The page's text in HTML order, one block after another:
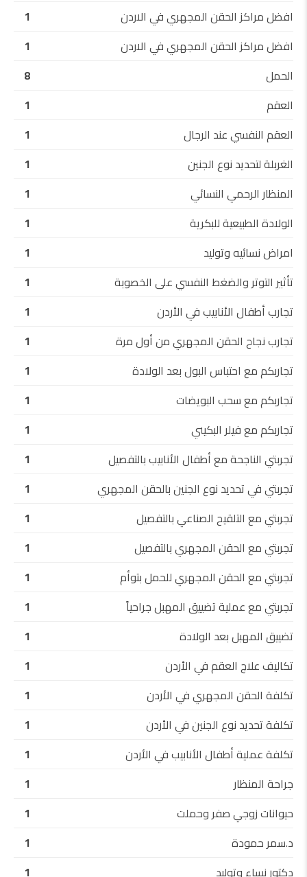
افضل مراكز الحقن المجهري في الاردن
1
افضل مراكز الحقن المجهري في الاردن
1
الحمل
8
العقم
1
العقم النفسي عند الرجال
1
الغربلة لتحديد نوع الجنين
1
المنظار الرحمي النسائي
1
الولادة الطبيعية للبكرية
1
امراض نسائيه وتوليد
1
تأثير التوتر والضغط النفسي على الخصوبة
1
تجارب أطفال الأنابيب في الأردن
1
تجارب نجاح الحقن المجهري من أول مرة
1
تجاربكم مع احتباس البول بعد الولادة
1
تجاربكم مع سحب البويضات
1
تجاربكم مع فيلر البكيني
1
تجربتي الناجحة مع أطفال الأنابيب بالتفصيل
1
تجربتي في تحديد نوع الجنين بالحقن المجهري
1
تجربتي مع التلقيح الصناعي بالتفصيل
1
تجربتي مع الحقن المجهري بالتفصيل
1
تجربتي مع الحقن المجهري للحمل بتوأم
1
تجربتي مع عملية تضييق المهبل جراحياً
1
تضييق المهبل بعد الولادة
1
تكاليف علاج العقم في الأردن
1
تكلفة الحقن المجهري في الأردن
1
تكلفة تحديد نوع الجنين في الأردن
1
تكلفة عملية أطفال الأنابيب في الأردن
1
جراحة المنظار
1
حيوانات زوجي صفر وحملت
1
د.سمر حمودة
1
دكتور نساء وتوليد
1